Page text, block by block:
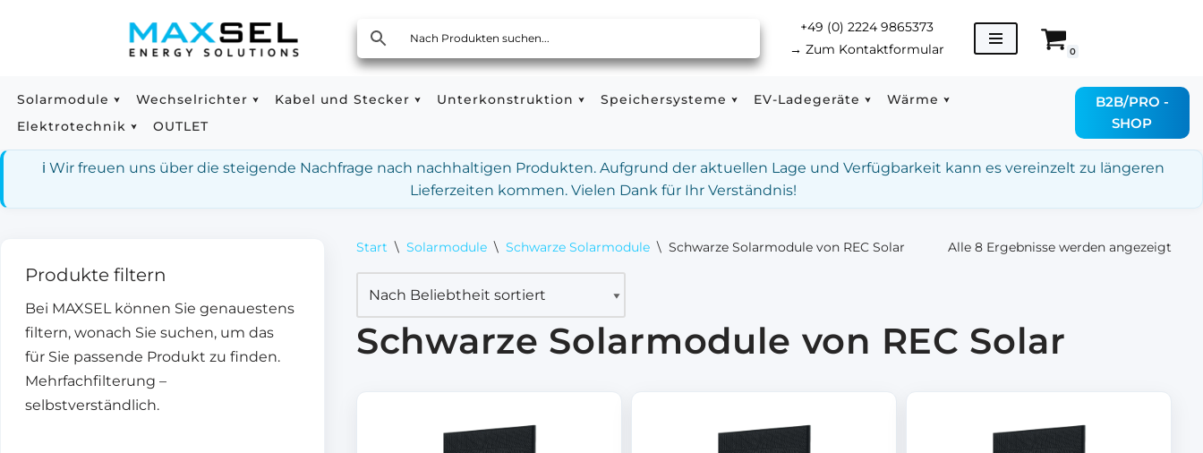
springen
+49 (0) 2224 9865373
→ Zum Kontaktformular 0
Solarmodule Wechselrichter Kabel und Stecker Unterkonstruktion Speichersysteme EV-Ladegeräte
Wärme
Elektrotechnik
OUTLET
B2B/PRO -
SHOP
ℹ️ Wir freuen uns über die steigende Nachfrage nach nachhaltigen Produkten. Aufgrund der aktuellen Lage und Verfügbarkeit kann es vereinzelt zu längeren
Lieferzeiten kommen. Vielen Dank für Ihr Verständnis!
Produkte filtern
Bei MAXSEL können Sie genauestens
filtern, wonach Sie suchen, um das
für Sie passende Produkt zu finden.
Mehrfachfilterung –
selbstverständlich.
Start \ Solarmodule \ Schwarze Solarmodule \ Schwarze Solarmodule von REC Solar Alle 8 Ergebnisse werden angezeigt
Schwarze Solarmodule von REC Solar